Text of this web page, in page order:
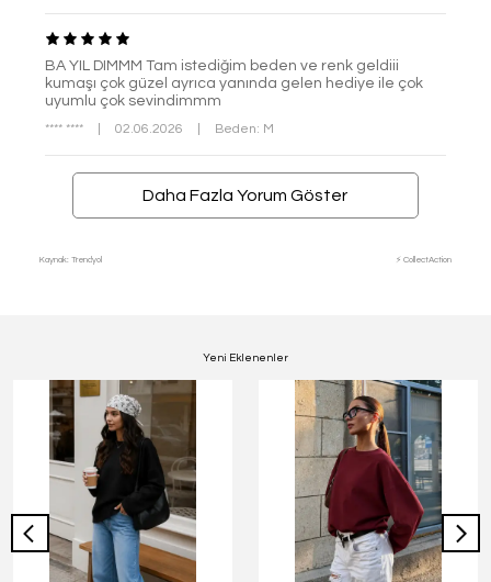
BA YIL DIMMM Tam istediğim beden ve renk geldiii
kumaşı çok güzel ayrıca yanında gelen hediye ile çok
uyumlu çok sevindimmm
**** **** 02.06.2026 Beden: M
Daha Fazla Yorum Göster
Kaynak: Trendyol ⚡ CollectAction
Yeni Eklenenler